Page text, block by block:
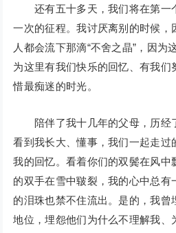
还有五十多天，我们将在第一
一次的征程。我讨厌离别的时候，
人都会流下那滴“不舍之晶”，因为
为这里有我们快乐的回忆、有我们
惜最痴迷的时光。
陪伴了我十几年的父母，历经
看到我长大、懂事，我们一起走过
我的回忆。看着你们的双鬓在风中
的双手在雪中皲裂，我的心中总有
的泪珠也禁不住流出。是的，我曾
地位，埋怨他们为什么不理解我、